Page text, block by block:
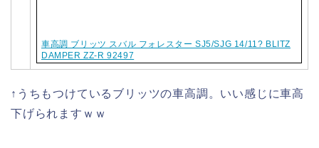
車高調 ブリッツ スバル フォレスター SJ5/SJG 14/11? BLITZ
DAMPER ZZ-R 92497
↑うちもつけているブリッツの車高調。いい感じに車高
下げられますｗｗ